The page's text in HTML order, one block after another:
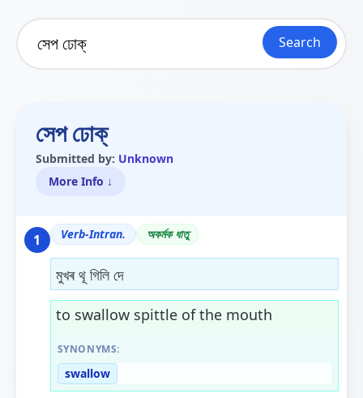
Search
সেপ ঢোক্
Submitted by: Unknown
More Info ↓
1 Verb-Intran. অকৰ্মক ধাতু
মুখৰ থূ গিলি দে
to swallow spittle of the mouth
SYNONYMS:
swallow